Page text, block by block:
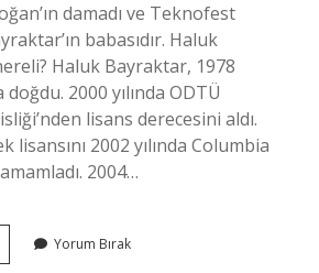
damadı ve Teknofest
babasıdır. Haluk
Haluk Bayraktar, 1978
doğdu. 2000 yılında ODTÜ
lisans derecesini aldı.
lisansını 2002 yılında Columbia
2004…
Yorum Bırak